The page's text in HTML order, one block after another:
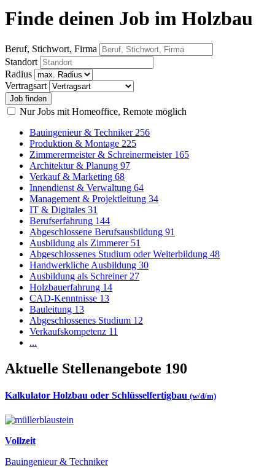
Finde deinen Job im Holzbau
Beruf, Stichwort, Firma
Standort
Radius
Vertragsart
Nur Jobs mit Homeoffice, Remote möglich
Bauingenieur & Techniker 256
Produktion & Montage 225
Zimmerermeister & Schreinermeister 165
Architektur & Planung 97
Verkauf & Marketing 68
Innendienst & Verwaltung 64
Management & Projektleitung 34
IT & Digitales 31
Berufserfahrung 144
Abgeschlossene Berufsausbildung 91
Ausbildung als Zimmerer 51
Abgeschlossenes Studium oder Weiterbildung 48
Handwerkliche Ausbildung 30
Ausbildung als Schreiner 27
Holzbauerfahrung 14
CAD-Kenntnisse 13
Bauleitung 13
Abgeschlossenes Studium 12
Verkaufskompetenz 11
...
Aktuelle Stellenangebote 190
Kalkulator Holzbau oder Schlüsselfertigbau (w/d/m)
Vollzeit
Bauingenieur & Techniker